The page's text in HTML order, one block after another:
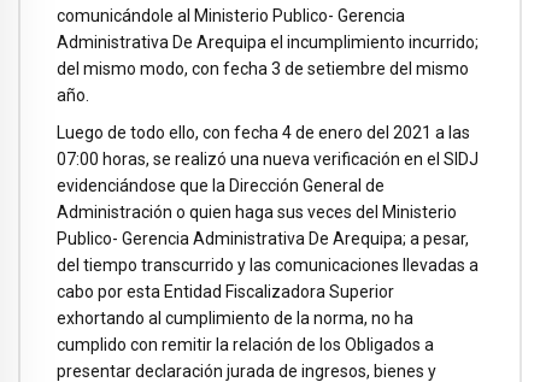
comunicándole al Ministerio Publico- Gerencia
Administrativa De Arequipa el incumplimiento incurrido;
del mismo modo, con fecha 3 de setiembre del mismo
año.
Luego de todo ello, con fecha 4 de enero del 2021 a las
07:00 horas, se realizó una nueva verificación en el SIDJ
evidenciándose que la Dirección General de
Administración o quien haga sus veces del Ministerio
Publico- Gerencia Administrativa De Arequipa; a pesar,
del tiempo transcurrido y las comunicaciones llevadas a
cabo por esta Entidad Fiscalizadora Superior
exhortando al cumplimiento de la norma, no ha
cumplido con remitir la relación de los Obligados a
presentar declaración jurada de ingresos, bienes y